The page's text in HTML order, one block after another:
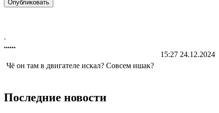
.
......
15:27 24.12.2024
Чё он там в двигателе искал? Совсем ишак?
Последние новости